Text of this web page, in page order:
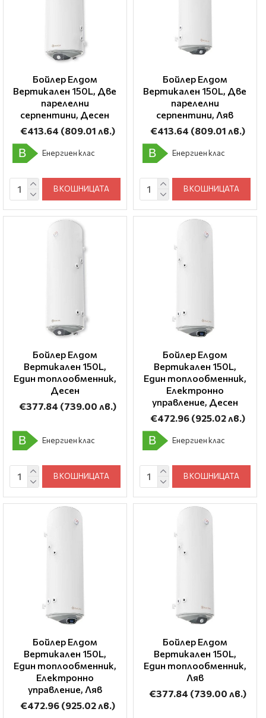
Бойлер Елдом
Вертикален 150L, Две
парелелни
серпентини, Десен
€413.64 (809.01 лв.)
B Енергиен клас
В КОШНИЦАТА
Бойлер Елдом
Вертикален 150L, Две
парелелни
серпентини, Ляв
€413.64 (809.01 лв.)
B Енергиен клас
В КОШНИЦАТА
Бойлер Елдом
Вертикален 150L,
Един топлообменник,
Десен
€377.84 (739.00 лв.)
B Енергиен клас
В КОШНИЦАТА
Бойлер Елдом
Вертикален 150L,
Един топлообменник,
Електронно
управление, Десен
€472.96 (925.02 лв.)
B Енергиен клас
В КОШНИЦАТА
Бойлер Елдом
Вертикален 150L,
Един топлообменник,
Електронно
управление, Ляв
€472.96 (925.02 лв.)
Бойлер Елдом
Вертикален 150L,
Един топлообменник,
Ляв
€377.84 (739.00 лв.)